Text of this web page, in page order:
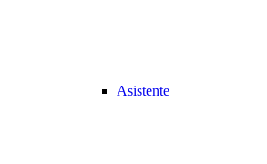
Asistente